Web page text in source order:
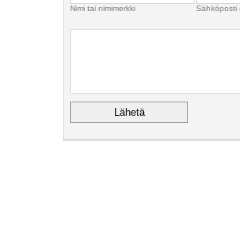
Nimi tai nimimerkki Sähköposti